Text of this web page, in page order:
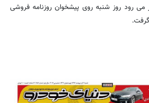
می رود روز شنبه روی پیشخوان روزنامه فروشی